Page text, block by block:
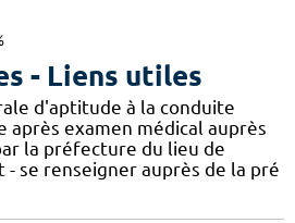
- Liens utiles
d'aptitude à la conduite
après examen médical auprès
la préfecture du lieu de
- se renseigner auprès de la pré